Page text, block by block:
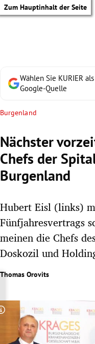
Zum Hauptinhalt der Seite
Untermenü
Untermenü
Untermenü
Wählen Sie KURIER
Google-Quelle
Burgenland
Nächster
Chefs der
Burgenland
Hubert Eisl (links)
Fünfjahresvertrags
meinen die Chefs
Doskozil und
Thomas Orovits
Copyright-Hinweis öffnen/